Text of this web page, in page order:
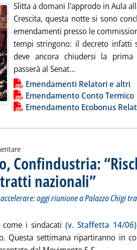
Slitta a domani l'approdo in Aula
Crescita, questa notte si sono
emendamenti presso le
tempi stringono: il decreto infatti
deve ancora chiudersi la
passerà al Senat... Leggi tutta la
notizia
Emendamenti Relatori e altri
Emendamento Conto Termico
Emendamento Ecobonus
Confindustria:
nazionali”. Sottotitolo: Il
. Pubblicata
oggi riunione a Palazzo Chigi
i sindacati (v. Staffetta 14/06)
Questa settimana ripartiranno in